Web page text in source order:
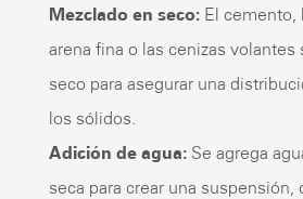
Mezclado en seco: El cemento,
arena fina o las cenizas volantes
seco para asegurar una
los sólidos.
Adición de agua: Se agrega
seca para crear una suspensión,